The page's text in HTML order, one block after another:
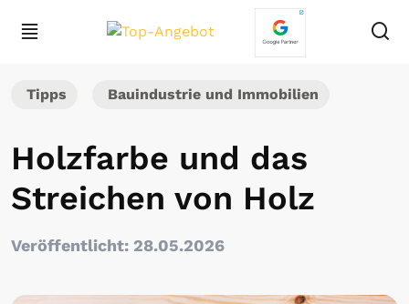
Tipps Bauindustrie und Immobilien
Holzfarbe und das
Streichen von Holz
Veröffentlicht: 28.05.2026